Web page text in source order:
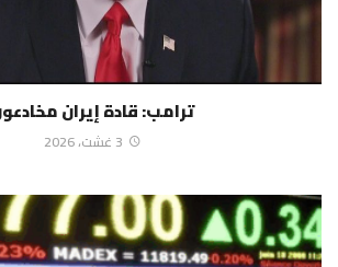
ترامب: قادة إيران
3 غشت، 2026